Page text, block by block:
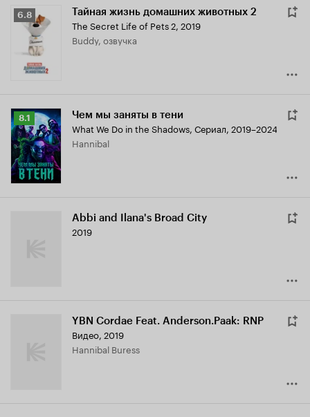
Рейтинг
Кинопоиска
6.8
6.8 Тайная жизнь домашних животных 2
The Secret Life of Pets 2, 2019
Buddy, озвучка
Рейтинг
Кинопоиска
8.1
8.1 Чем мы заняты в тени
What We Do in the Shadows, Сериал, 2019–2024
Hannibal
Abbi and Ilana's Broad City
2019
YBN Cordae Feat. Anderson.Paak: RNP
Видео, 2019
Hannibal Buress